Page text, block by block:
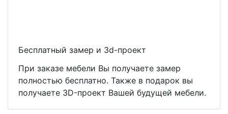
Бесплатный замер и 3d-проект
При заказе мебели Вы получаете замер
полностью бесплатно. Также в подарок вы
получаете 3D-проект Вашей будущей мебели.